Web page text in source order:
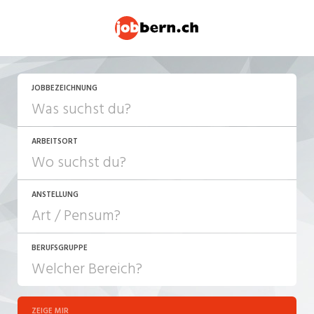
JOBBEZEICHNUNG
ARBEITSORT
ANSTELLUNG
JOB-TYP
Festanstellung
BERUFSGRUPPE
ZEIGE MIR